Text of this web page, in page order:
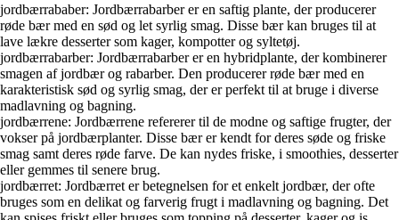
jordbærrababer: Jordbærrabarber er en saftig plante, der producerer
røde bær med en sød og let syrlig smag. Disse bær kan bruges til at
lave lækre desserter som kager, kompotter og syltetøj.
jordbærrabarber: Jordbærrabarber er en hybridplante, der kombinerer
smagen af jordbær og rabarber. Den producerer røde bær med en
karakteristisk sød og syrlig smag, der er perfekt til at bruge i diverse
madlavning og bagning.
jordbærrene: Jordbærrene refererer til de modne og saftige frugter, der
vokser på jordbærplanter. Disse bær er kendt for deres søde og friske
smag samt deres røde farve. De kan nydes friske, i smoothies, desserter
eller gemmes til senere brug.
jordbærret: Jordbærret er betegnelsen for et enkelt jordbær, der ofte
bruges som en delikat og farverig frugt i madlavning og bagning. Det